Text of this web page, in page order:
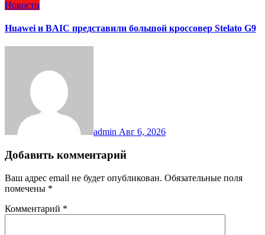
Новости
Huawei и BAIC представили большой кроссовер Stelato G9
admin Авг 6, 2026
Добавить комментарий
Ваш адрес email не будет опубликован. Обязательные поля
помечены *
Комментарий *